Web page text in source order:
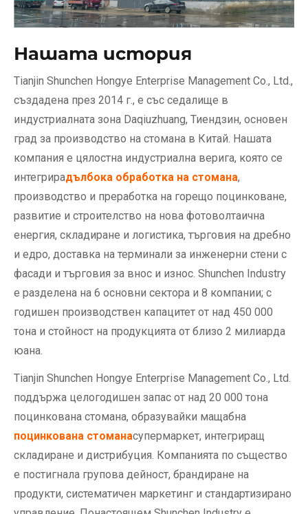
Нашата история
Tianjin Shunchen Hongye Enterprise Management Co., Ltd.,
създадена през 2014 г., е със седалище в
индустриалната зона Daqiuzhuang, Тиендзин, основен
град за производство на стомана в Китай. Нашата
компания е цялостна индустриална верига, която се
интегрирадълбока обработка на стомана,
производство и преработка на горещо поцинковане,
развитие и строителство на нова фотоволтаична
енергия, складиране и логистика, търговия на дребно
и едро, доставка на терминали за инженерни стени с
фасади и търговия за внос и износ. Shunchen Industry
е разделена на 6 основни сектора и 8 компании; с
годишен производствен капацитет от над 450 000
тона и стойност на продукцията от близо 2 милиарда
юана.
Tianjin Shunchen Hongye Enterprise Management Co., Ltd.
поддържа целогодишен запас от над 20 000 тона
поцинкована стомана, образувайки мащабна
поцинкована стоманасупермаркет, интегриращ
складиране и дистрибуция. Компанията по същество
е постигнала групова дейност, брандиране на
продукти, систематичен маркетинг и стандартизирано